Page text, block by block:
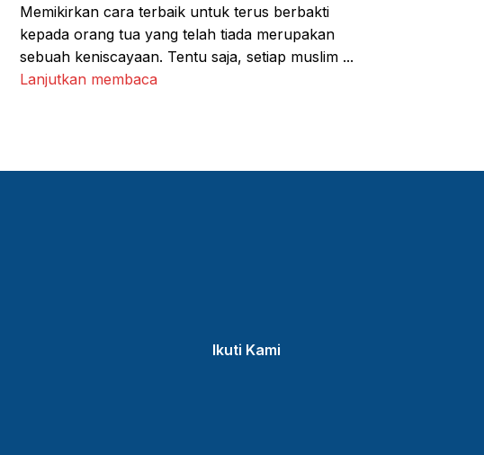
Memikirkan cara terbaik untuk terus berbakti
kepada orang tua yang telah tiada merupakan
sebuah keniscayaan. Tentu saja, setiap muslim ...
Lanjutkan membaca
Ikuti Kami